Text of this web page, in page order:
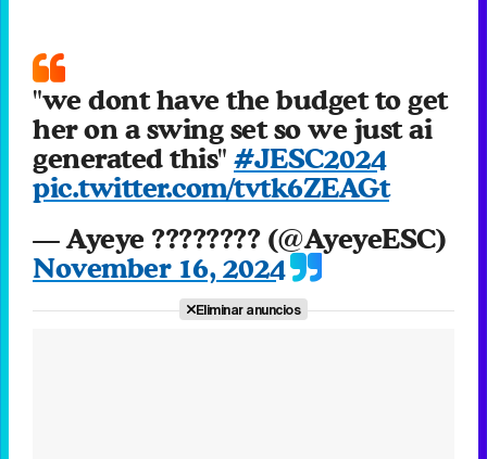
"we dont have the budget to get
her on a swing set so we just ai
generated this" #JESC2024
pic.twitter.com/tvtk6ZEAGt
— Ayeye ???????? (@AyeyeESC)
November 16, 2024
Eliminar anuncios